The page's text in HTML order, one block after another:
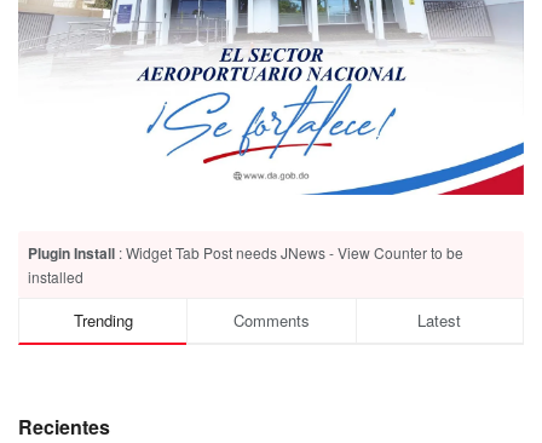
Plugin Install : Widget Tab Post needs JNews - View Counter to be
installed
Trending Comments Latest
Recientes